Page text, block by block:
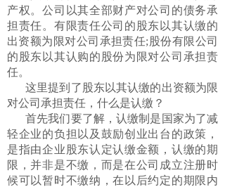
产权。公司以其全部财产对公司的债务承
担责任。有限责任公司的股东以其认缴的
出资额为限对公司承担责任;股份有限公司
的股东以其认购的股份为限对公司承担责
任。
这里提到了股东以其认缴的出资额为限
对公司承担责任，什么是认缴？
首先我们要了解，认缴制是国家为了减
轻企业的负担以及鼓励创业出台的政策，
是指由企业股东认定认缴金额，认缴的期
限，并非是不缴，而是在公司成立注册时
候可以暂时不缴纳，在以后约定的期限内